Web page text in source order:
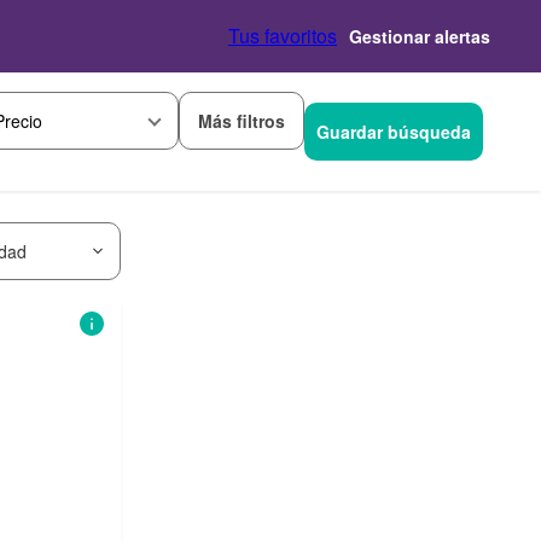
Tus favoritos Gestionar alertas
Más filtros Guardar búsqueda